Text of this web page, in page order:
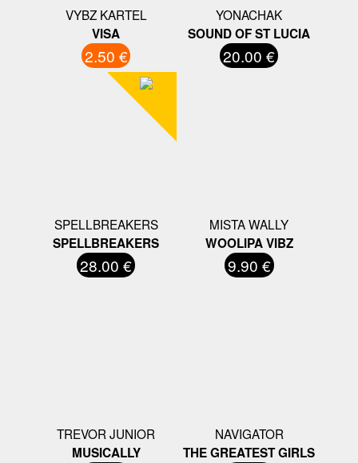
VYBZ KARTEL
VISA
2.50 €
YONACHAK
SOUND OF ST LUCIA
20.00 €
SPELLBREAKERS
SPELLBREAKERS
28.00 €
MISTA WALLY
WOOLIPA VIBZ
9.90 €
TREVOR JUNIOR
MUSICALLY
NAVIGATOR
THE GREATEST GIRLS